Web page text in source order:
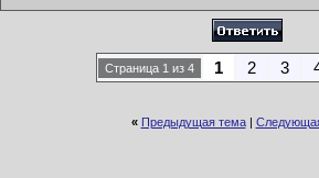
Страница 1 из 4 1 2 3
« Предыдущая тема|